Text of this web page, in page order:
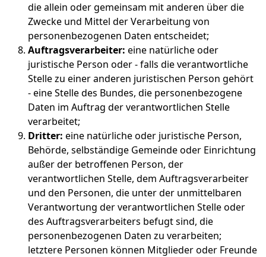
die allein oder gemeinsam mit anderen über die
Zwecke und Mittel der Verarbeitung von
personenbezogenen Daten entscheidet;
Auftragsverarbeiter: eine natürliche oder
juristische Person oder - falls die verantwortliche
Stelle zu einer anderen juristischen Person gehört
- eine Stelle des Bundes, die personenbezogene
Daten im Auftrag der verantwortlichen Stelle
verarbeitet;
Dritter: eine natürliche oder juristische Person,
Behörde, selbständige Gemeinde oder Einrichtung
außer der betroffenen Person, der
verantwortlichen Stelle, dem Auftragsverarbeiter
und den Personen, die unter der unmittelbaren
Verantwortung der verantwortlichen Stelle oder
des Auftragsverarbeiters befugt sind, die
personenbezogenen Daten zu verarbeiten;
letztere Personen können Mitglieder oder Freunde